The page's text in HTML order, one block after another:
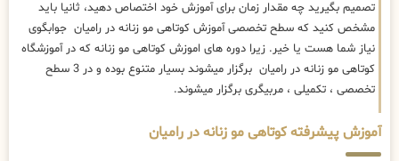
تصمیم بگیرید چه مقدار زمان برای آموزش خود اختصاص دهید، ثانیا باید
مشخص کنید که سطح تخصصی آموزش کوتاهی مو زنانه در رامیان جوابگوی
نیاز شما هست یا خیر. زیرا دوره های اموزش کوتاهی مو زنانه که در آموزشگاه
کوتاهی مو زنانه در رامیان برگزار میشوند بسیار متنوع بوده و در 3 سطح
تخصصی ، تکمیلی ، مربیگری برگزار میشوند.
آموزش پیشرفته کوتاهی مو زنانه در رامیان